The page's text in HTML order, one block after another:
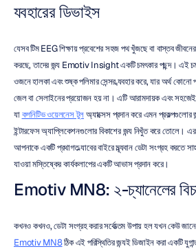
ব্যবহারের ডিভাইস
যেসব টিম EEG শিক্ষায় প্রবেশের সহজ পথ খুঁজছে বা বাস্তব
করছে, তাদের জন্য Emotiv Insight একটি চমৎকার পছন্দ। এই
ওজনে হালকা এবং শুষ্ক পলিমার সেন্সর ব্যবহার করে, যার অর্থ
জেল বা সেলাইনের প্রয়োজন হয় না। এটি আরামদায়ক এবং সহজেই
যা কগনিটিভ ওয়েলনেস টুল অ্যাক্সেস প্রদান করে এমন প্রকল্পগুলোর
ইন্টারফেস অ্যাপ্লিকেশনগুলোর বিকাশের জন্য নিখুঁত করে তোলে।
আপনাকে একটি প্রথাগত ল্যাবের বাইরে মূল্যবান ডেটা সংগ্রহ করতে
যাওয়া মস্তিষ্কের কার্যকলাপের একটি আভাস প্রদান করে।
Emotiv MN8: ২-চ্যানেলের
Emotiv MN8 ঠিক এই পরিস্থিতির জন্যই ডিজাইন করা একটি